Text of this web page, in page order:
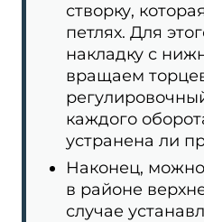
створку,
петлях. Для
накладку с
вращаем
каждого
устранена ли
Наконец,
в районе
случае